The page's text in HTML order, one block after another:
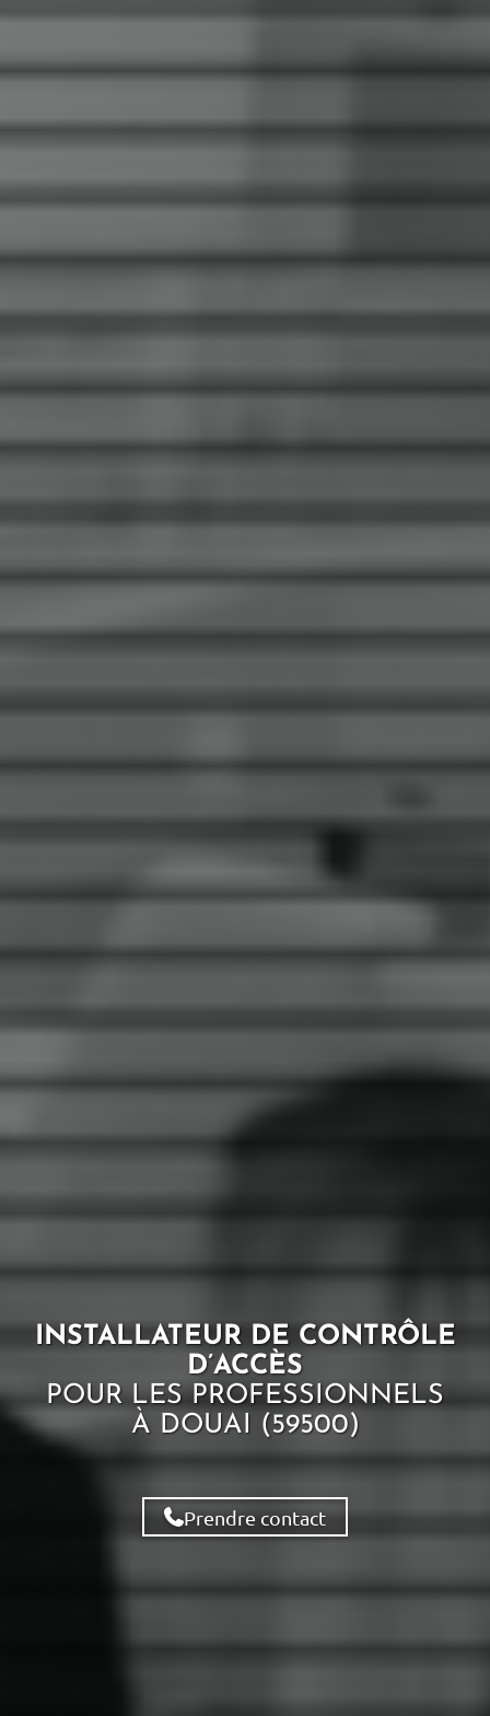
INSTALLATEUR DE CONTRÔLE
D’ACCÈS
POUR LES PROFESSIONNELS
À DOUAI (59500)
Prendre contact